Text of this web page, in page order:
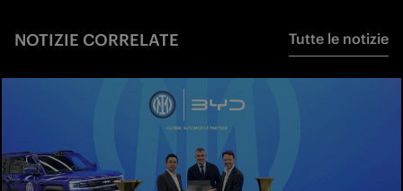
NOTIZIE CORRELATE Tutte le notizie